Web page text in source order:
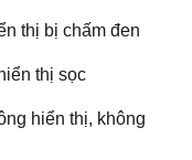
thị bị chấm đen
thị sọc
hiển thị, không